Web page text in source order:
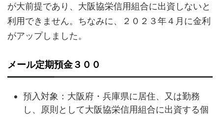
が大前提であり、大阪協栄信用組合に出資しないと
利用できません。ちなみに、２０２３年４月に金利
がアップしました。
メール定期預金３００
預入対象：大阪府・兵庫県に居住、又は勤務
し、原則として大阪協栄信用組合に出資する個